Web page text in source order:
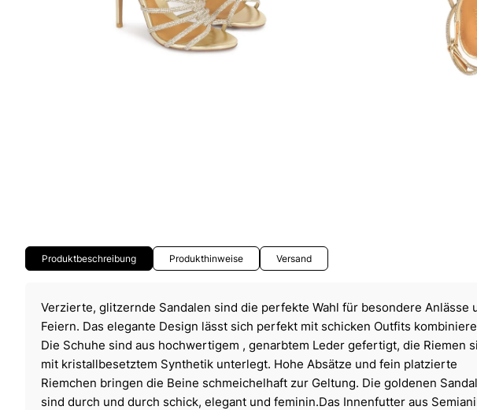
Produktbeschreibung Produkthinweise Versand
Verzierte, glitzernde Sandalen sind die perfekte Wahl für besondere Anlässe
Feiern. Das elegante Design lässt sich perfekt mit schicken Outfits
Die Schuhe sind aus hochwertigem , genarbtem Leder gefertigt, die Riemen
mit kristallbesetztem Synthetik unterlegt. Hohe Absätze und fein platzierte
Riemchen bringen die Beine schmeichelhaft zur Geltung. Die goldenen
sind durch und durch schick, elegant und feminin.Das Innenfutter aus